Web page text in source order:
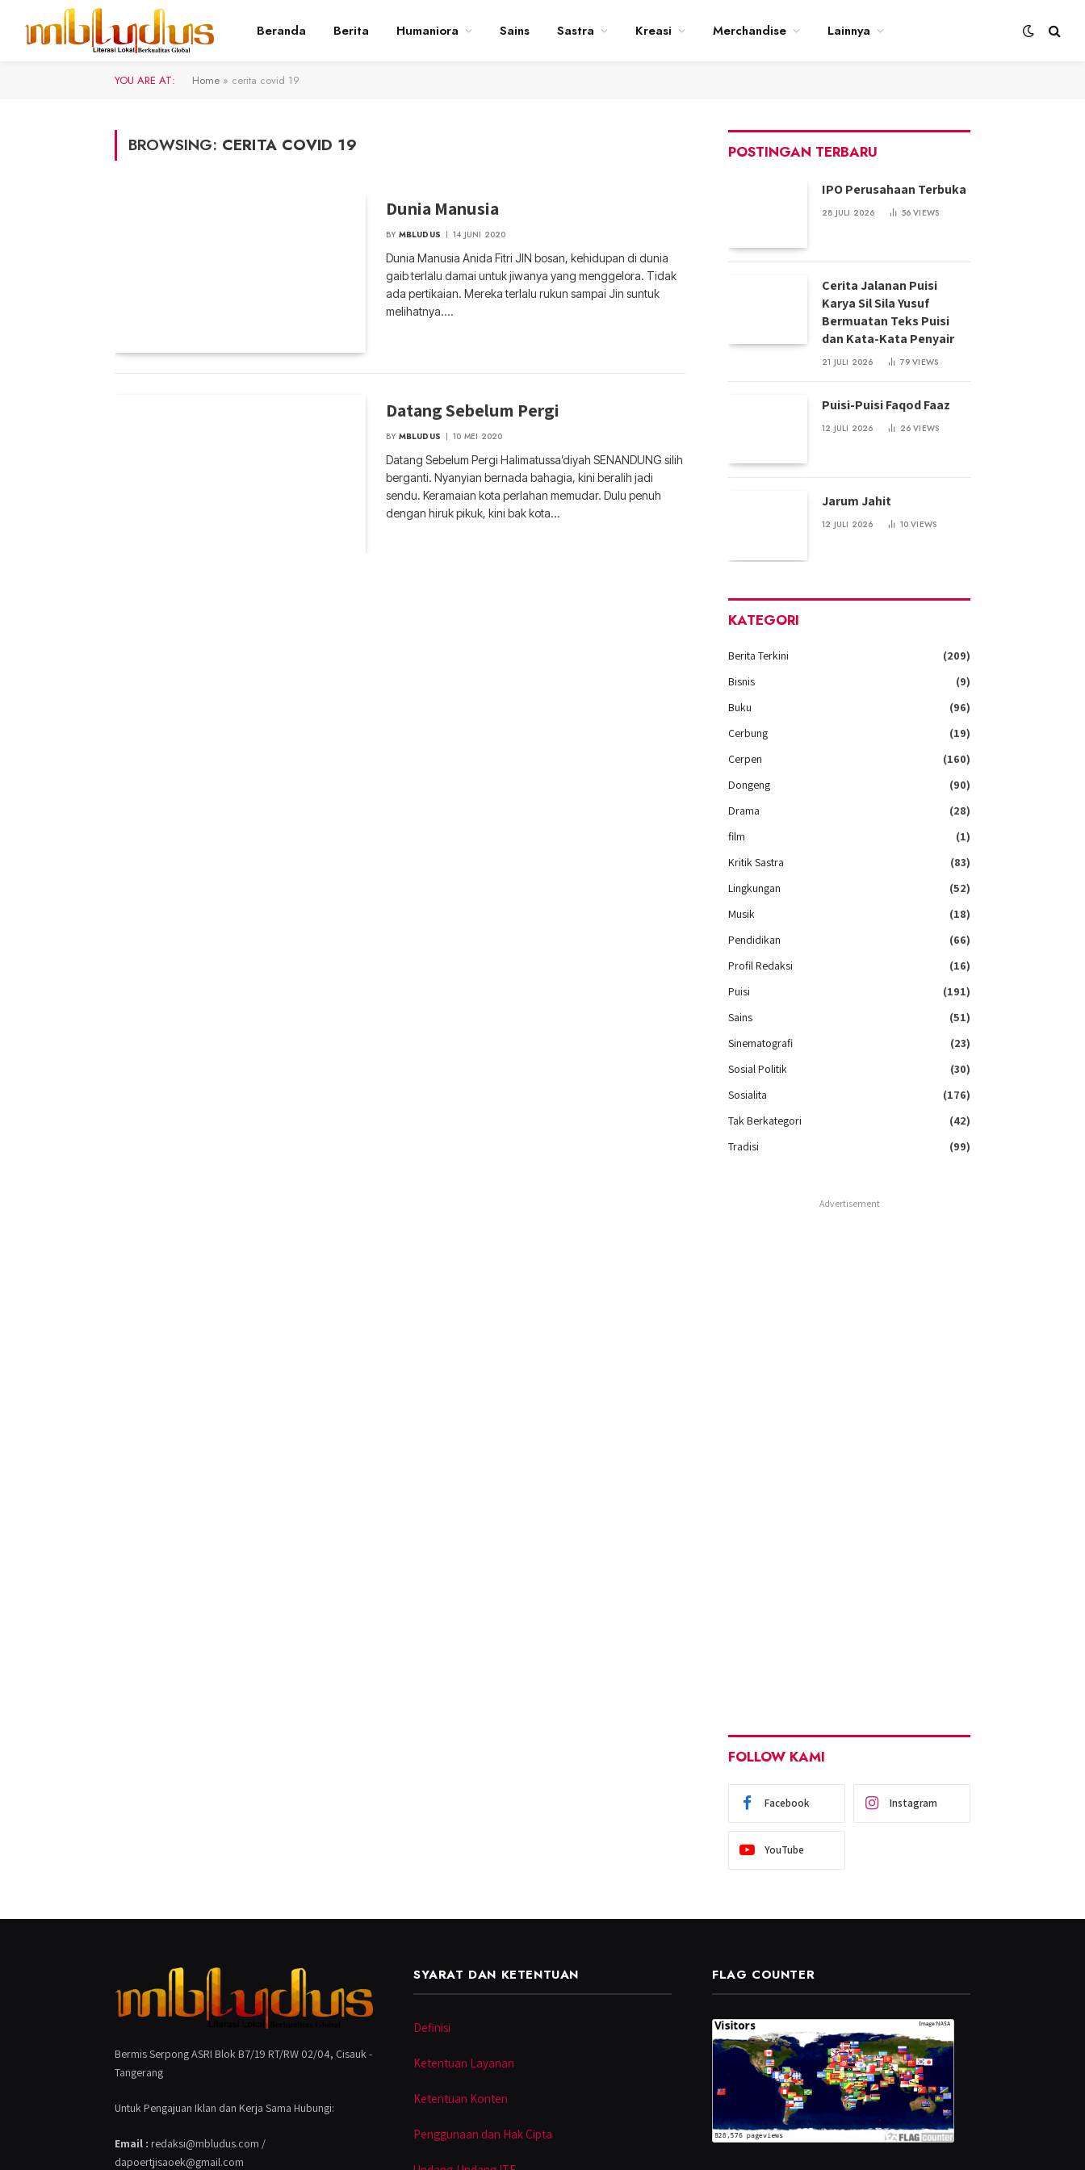
Beranda Berita Humaniora Sains Sastra Kreasi Merchandise Lainnya
YOU ARE AT: Home » cerita covid 19
BROWSING: CERITA COVID 19
Dunia Manusia
BY MBLUDUS 14 JUNI 2020
Dunia Manusia Anida Fitri JIN bosan, kehidupan di dunia
gaib terlalu damai untuk jiwanya yang menggelora. Tidak
ada pertikaian. Mereka terlalu rukun sampai Jin suntuk
melihatnya.…
Datang Sebelum Pergi
BY MBLUDUS 10 MEI 2020
Datang Sebelum Pergi Halimatussa’diyah SENANDUNG silih
berganti. Nyanyian bernada bahagia, kini beralih jadi
sendu. Keramaian kota perlahan memudar. Dulu penuh
dengan hiruk pikuk, kini bak kota…
POSTINGAN TERBARU
IPO Perusahaan Terbuka
28 JULI 2026 56VIEWS
Cerita Jalanan Puisi
Karya Sil Sila Yusuf
Bermuatan Teks Puisi
dan Kata-Kata Penyair
21 JULI 2026 79VIEWS
Puisi-Puisi Faqod Faaz
12 JULI 2026 26VIEWS
Jarum Jahit
12 JULI 2026 10VIEWS
KATEGORI
Berita Terkini
(209)
Bisnis
(9)
Buku
(96)
Cerbung
(19)
Cerpen
(160)
Dongeng
(90)
Drama
(28)
film
(1)
Kritik Sastra
(83)
Lingkungan
(52)
Musik
(18)
Pendidikan
(66)
Profil Redaksi
(16)
Puisi
(191)
Sains
(51)
Sinematografi
(23)
Sosial Politik
(30)
Sosialita
(176)
Tak Berkategori
(42)
Tradisi
(99)
Advertisement
FOLLOW KAMI
Facebook Instagram
YouTube
Bermis Serpong ASRI Blok B7/19 RT/RW 02/04, Cisauk -
Tangerang
Untuk Pengajuan Iklan dan Kerja Sama Hubungi:
Email : redaksi@mbludus.com /
dapoertjisaoek@gmail.com
SYARAT DAN KETENTUAN
Definisi
Ketentuan Layanan
Ketentuan Konten
Penggunaan dan Hak Cipta
FLAG COUNTER